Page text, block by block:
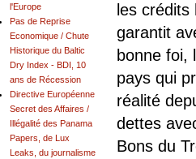
les
garantit
bonne foi,
pays qui
réalité
dettes
Bons du
l'Europe
Pas de Reprise
Economique / Chute
Historique du Baltic
Dry Index - BDI, 10
ans de Récession
Directive Européenne
Secret des Affaires /
Illégalité des Panama
Papers, de Lux
Leaks, du journalisme